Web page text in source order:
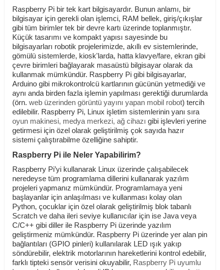
Raspberry Pi bir tek kart bilgisayardır. Bunun anlamı, bir
bilgisayar için gerekli olan işlemci, RAM bellek, giriş/çıkışlar
gibi tüm birimler tek bir devre kartı üzerinde toplanmıştır.
Küçük tasarımı ve kompakt yapısı sayesinde bu
bilgisayarları robotik projelerimizde, akıllı ev sistemlerinde,
gömülü sistemlerde, kiosk'larda, hatta klavye/fare, ekran gibi
çevre birimleri bağlayarak masaüstü bilgisayar olarak da
kullanmak mümkündür. Raspberry Pi gibi bilgisayarlar,
Arduino gibi mikrokontrolcü kartlarının gücünün yetmediği ve
aynı anda birden fazla işlemin yapılması gerektiği durumlarda
(örn. web üzerinden görüntü yayını yapan mobil robot) tercih
edilebilir. Raspberry Pi, Linux işletim sistemlerinin yanı sıra
oyun makinesi, medya merkezi, ağ cihazı gibi işlevleri yerine
getirmesi için özel olarak geliştirilmiş çok sayıda hazır
sistemi çalıştırabilme özelliğine sahiptir.
Raspberry Pi ile Neler Yapabilirim?
Raspberry Pi’yi kullanarak Linux üzerinde çalışabilecek
neredeyse tüm programlama dillerini kullanarak yazılım
projeleri yapmanız mümkündür. Programlamaya yeni
başlayanlar için anlaşılması ve kullanması kolay olan
Python, çocuklar için özel olarak geliştirilmiş blok tabanlı
Scratch ve daha ileri seviye kullanıcılar için ise Java veya
C/C++ gibi diller ile Raspberry Pi üzerinde yazılım
geliştirmeniz mümkündür. Raspberry Pi üzerinde yer alan pin
bağlantıları (GPIO pinleri) kullanılarak LED ışık yakıp
söndürebilir, elektrik motorlarının hareketlerini kontrol edebilir,
farklı tipteki sensör verisini okuyabilir, Raspberry Pi uyumlu